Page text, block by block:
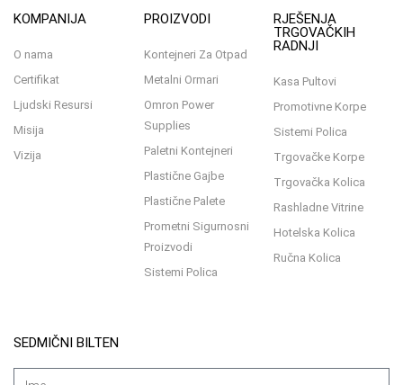
KOMPANIJA
O nama
Certifikat
Ljudski Resursi
Misija
Vizija
PROIZVODI
Kontejneri Za Otpad
Metalni Ormari
Omron Power
Supplies
Paletni Kontejneri
Plastične Gajbe
Plastične Palete
Prometni Sigurnosni
Proizvodi
Sistemi Polica
RJEŠENJA
TRGOVAČKIH
RADNJI
Kasa Pultovi
Promotivne Korpe
Sistemi Polica
Trgovačke Korpe
Trgovačka Kolica
Rashladne Vitrine
Hotelska Kolica
Ručna Kolica
SEDMIČNI BILTEN